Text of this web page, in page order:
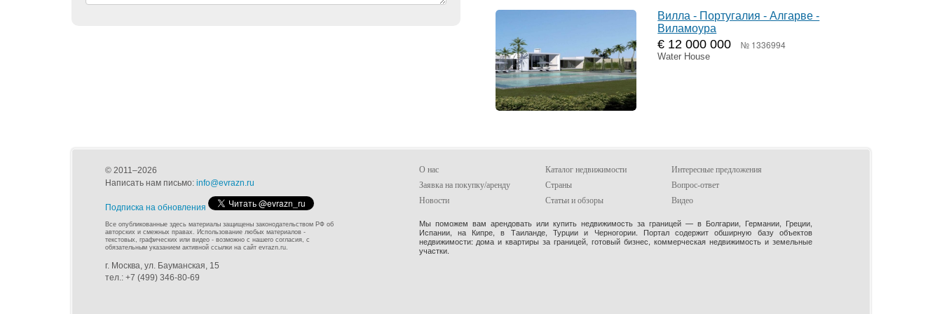
Вилла - Португалия - Алгарве -
Виламоура
€ 12 000 000 № 1336994
Water House
© 2011–2026
Написать нам письмо: info@evrazn.ru
Подписка на обновления
Все опубликованные здесь материалы защищены законодательством РФ об
авторских и смежных правах. Использование любых материалов -
текстовых, графических или видео - возможно с нашего согласия, с
обязательным указанием активной ссылки на сайт evrazn.ru.
г. Москва, ул. Бауманская, 15
тел.: +7 (499) 346-80-69
О нас Каталог недвижимости
Интересные предложения
Заявка на покупку/аренду
Страны
Вопрос-ответ
Новости
Статьи и обзоры Видео
Мы поможем вам арендовать или купить недвижимость за границей — в Болгарии, Германии, Греции,
Испании, на Кипре, в Таиланде, Турции и Черногории. Портал содержит обширную базу объектов
недвижимости: дома и квартиры за границей, готовый бизнес, коммерческая недвижимость и земельные
участки.